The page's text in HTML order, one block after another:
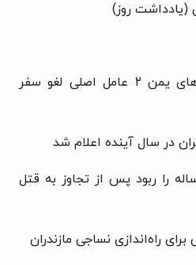
(یادداشت روز)
- مخالفت اردن و موشک‌های یمن ۲ عامل اصلی لغو سفر
در سال آینده اعلام شد
انگلیس زن ۳۳ ساله را ربود پس از تجاوز به قتل